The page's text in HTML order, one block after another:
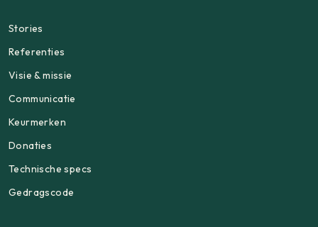
Stories
Referenties
Visie & missie
Communicatie
Keurmerken
Donaties
Technische specs
Gedragscode